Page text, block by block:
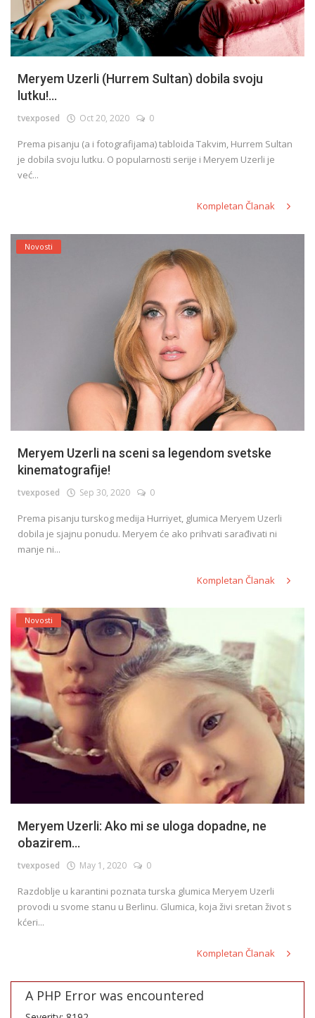
Meryem Uzerli (Hurrem Sultan) dobila svoju
lutku!...
tvexposed Oct 20, 2020 0
Prema pisanju (a i fotografijama) tabloida Takvim, Hurrem Sultan
je dobila svoju lutku. O popularnosti serije i Meryem Uzerli je
već...
Kompletan Članak
Novosti
Meryem Uzerli na sceni sa legendom svetske
kinematografije!
tvexposed Sep 30, 2020 0
Prema pisanju turskog medija Hurriyet, glumica Meryem Uzerli
dobila je sjajnu ponudu. Meryem će ako prihvati sarađivati ni
manje ni...
Kompletan Članak
Novosti
Meryem Uzerli: Ako mi se uloga dopadne, ne
obazirem...
tvexposed May 1, 2020 0
Razdoblje u karantini poznata turska glumica Meryem Uzerli
provodi u svome stanu u Berlinu. Glumica, koja živi sretan život s
kćeri...
Kompletan Članak
A PHP Error was encountered